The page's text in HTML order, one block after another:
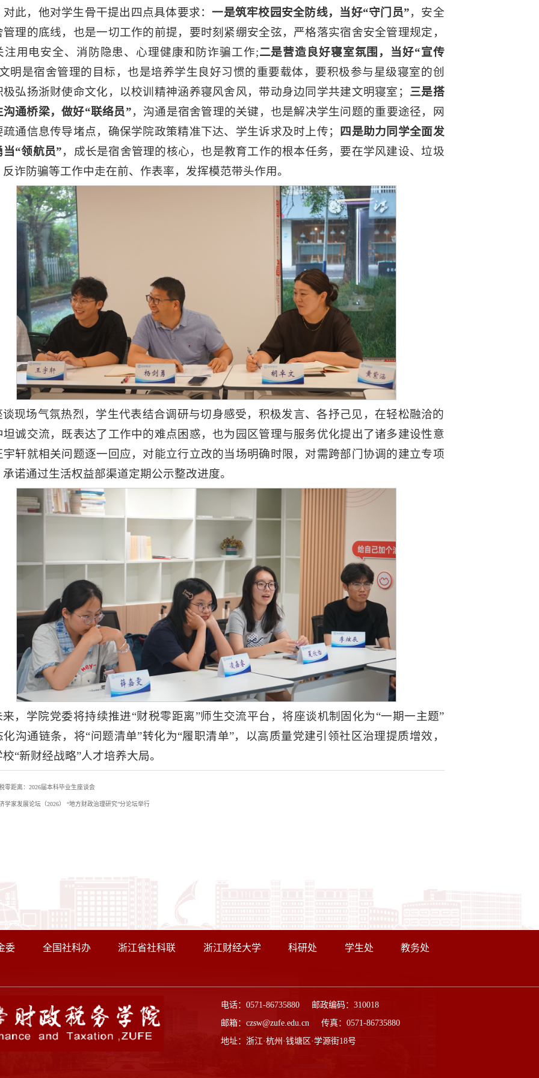
对此，他对学生骨干提出四点具体要求：一是筑牢校园安全防线，当好“守门员”，安全
管理的底线，也是一切工作的前提，要时刻紧绷安全弦，严格落实宿舍安全管理规定，
注用电安全、消防隐患、心理健康和防诈骗工作;二是营造良好寝室氛围，当好“宣传
明是宿舍管理的目标，也是培养学生良好习惯的重要载体，要积极参与星级寝室的创
极弘扬浙财使命文化，以校训精神涵养寝风舍风，带动身边同学共建文明寝室； 三是搭
沟通桥梁，做好“联络员”，沟通是宿舍管理的关键，也是解决学生问题的重要途径，网
疏通信息传导堵点，确保学院政策精准下达、学生诉求及时上传；
四是助力同学全面发
当“领航员”，成长是宿舍管理的核心，也是教育工作的根本任务，要在学风建设、垃圾
反诈防骗等工作中走在前、作表率，发挥模范带头作用。
谈现场气氛热烈，学生代表结合调研与切身感受，积极发言、各抒己见，在轻松融洽的
坦诚交流，既表达了工作中的难点困惑，也为园区管理与服务优化提出了诸多建设性意
宇轩就相关问题逐一回应，对能立行立改的当场明确时限，对需跨部门协调的建立专项
承诺通过生活权益部渠道定期公示整改进度。
来，学院党委将持续推进“财税零距离”师生交流平台，将座谈机制固化为“一期一主题”
化沟通链条，将“问题清单”转化为“履职清单”，以高质量党建引领社区治理提质增效，
“新财经战略”人才培养大局。
零距离：2026届本科毕业生座谈会
学家发展论坛（2026） “地方财政治理研究”分论坛举行
委 全国社科办 浙江省社科联 浙江财经大学 科研处 学生处
教务处
电话：0571-86735880 邮政编码：310018
邮箱：czsw@zufe.edu.cn 传真：0571-86735880
地址：浙江·杭州·钱塘区·学源街18号